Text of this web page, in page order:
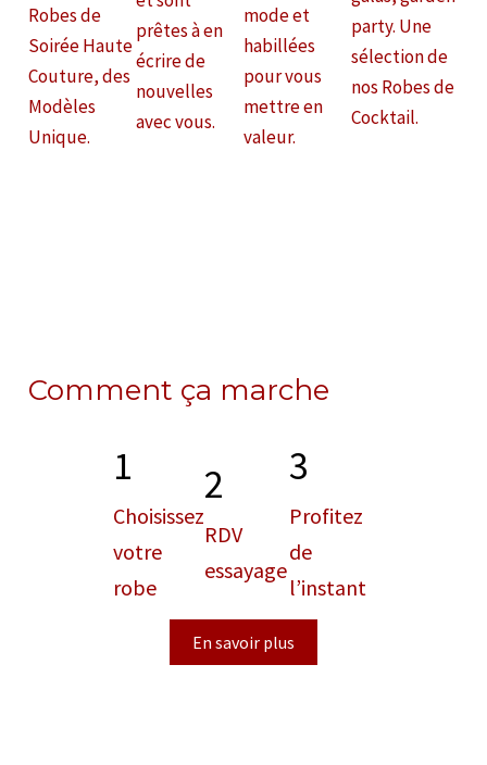
Robes de
Soirée Haute
Couture, des
Modèles
Unique.
prêtes à en
écrire de
nouvelles
avec vous.
mode et
habillées
pour vous
mettre en
valeur.
party. Une
sélection de
nos Robes de
Cocktail.
Comment ça marche
1
Choisissez
votre
robe
2
RDV
essayage
3
Profitez
de
l’instant
En savoir plus